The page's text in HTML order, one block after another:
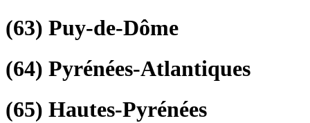
(63) Puy-de-Dôme
(64) Pyrénées-Atlantiques
(65) Hautes-Pyrénées